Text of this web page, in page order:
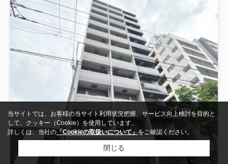
当サイトでは、お客様の当サイト利用状況把握、サービス向上検討を目的と
して、クッキー（Cookie）を使用しています。
詳しくは、当社の 「Cookieの取扱いについて」をご確認ください。
閉じる